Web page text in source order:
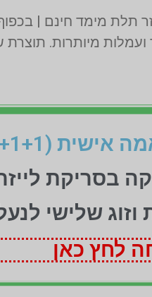
מיותרות.
בסריקת
וזוג שלישי
לחץ כאן